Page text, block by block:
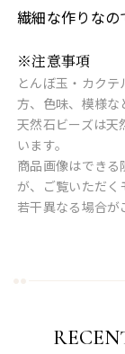
繊細な作りなの
※注意事項
とんぼ玉・カク
方、色味、模様な
天然石ビーズは天
います。
商品画像はでき
が、ご覧いただ
若干異なる場合が